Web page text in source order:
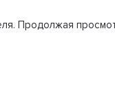
Продолжая